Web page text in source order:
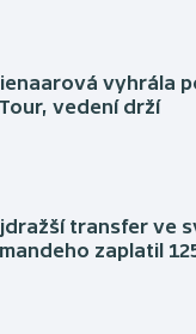
vyhrála
vedení drží
transfer ve
zaplatil